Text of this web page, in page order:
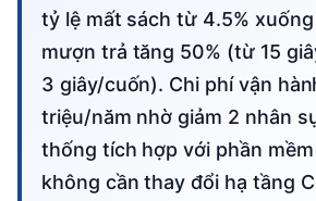
tỷ lệ mất sách từ 4.5%
mượn trả tăng 50% (từ 15
3 giây/cuốn). Chi phí vận
triệu/năm nhờ giảm 2 nhân
thống tích hợp với phần
không cần thay đổi hạ tầng